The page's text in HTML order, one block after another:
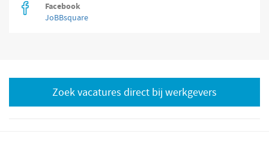
Facebook
JoBBsquare
Zoek vacatures direct bij werkgevers